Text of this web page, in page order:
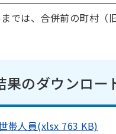
では、合併前の町村（
果のダウンロー
帯人員(xlsx 763 KB)